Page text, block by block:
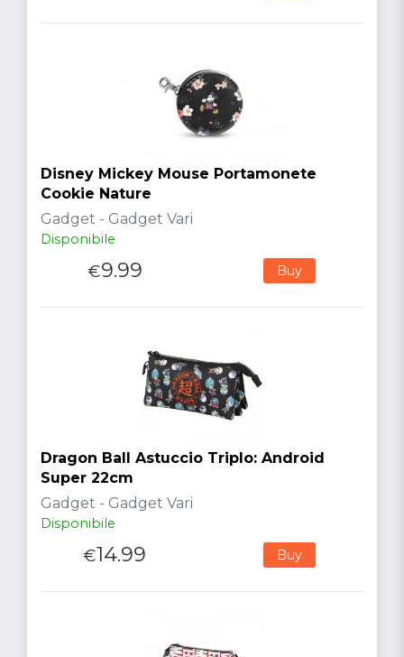
Disney Mickey Mouse Portamonete
Cookie Nature
Gadget - Gadget Vari
Disponibile
€9.99 Buy
Dragon Ball Astuccio Triplo: Android
Super 22cm
Gadget - Gadget Vari
Disponibile
€14.99 Buy